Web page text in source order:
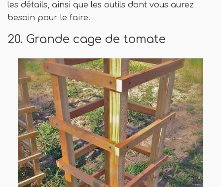
les détails, ainsi que les outils dont vous aurez
besoin pour le faire.
20. Grande cage de tomate